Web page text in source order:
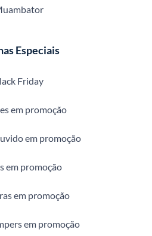
Especiais
Friday
em promoção
em promoção
em promoção
em promoção
em promoção